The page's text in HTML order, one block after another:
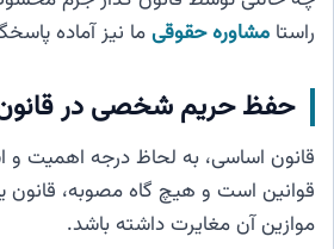
راستا مشاوره حقوقیما نیز آماده
حفظ حریم شخصی در
قانون اساسی، به لحاظ درجه اهمیت و
قوانین است و هیچ گاه مصوبه، قانون یا
موازین آن مغایرت داشته باشد.